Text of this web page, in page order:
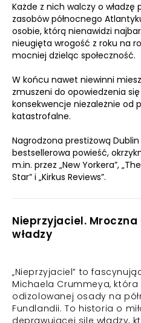
Każde z nich walczy o
zasobów północnego
osobie, którą nienawidzi
nieugięta wrogość z roku na
mocniej dzieląc społeczność.
W końcu nawet niewinni
zmuszeni do opowiedzenia
konsekwencje niezależnie od
katastrofalne.
Nagrodzona prestiżową
bestsellerowa powieść,
m.in. przez „New Yorkera”,
Star” i „Kirkus Reviews”.
Nieprzyjaciel.
władzy
„Nieprzyjaciel” to
Michaela Crummeya,
odizolowanej osady na
Fundlandii. To historia o
deprawującej sile władzy,